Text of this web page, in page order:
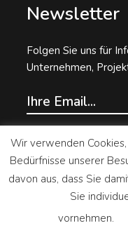
Newsletter
Folgen Sie uns für
Unternehmen,
Wir verwenden
Bedürfnisse unserer
davon aus, dass Sie
Sie
vornehmen.